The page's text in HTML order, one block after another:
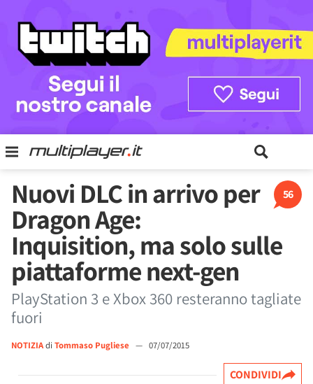
56
Nuovi DLC in arrivo per
Dragon Age:
Inquisition, ma solo sulle
piattaforme next-gen
PlayStation 3 e Xbox 360 resteranno tagliate
fuori
NOTIZIAdi Tommaso Pugliese — 07/07/2015
CONDIVIDI